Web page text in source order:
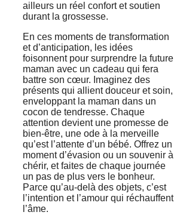
ailleurs un réel confort et soutien
durant la grossesse.
En ces moments de transformation
et d’anticipation, les idées
foisonnent pour surprendre la future
maman avec un cadeau qui fera
battre son cœur. Imaginez des
présents qui allient douceur et soin,
enveloppant la maman dans un
cocon de tendresse. Chaque
attention devient une promesse de
bien-être, une ode à la merveille
qu’est l’attente d’un bébé. Offrez un
moment d’évasion ou un souvenir à
chérir, et faites de chaque journée
un pas de plus vers le bonheur.
Parce qu’au-delà des objets, c’est
l’intention et l’amour qui réchauffent
l’âme.